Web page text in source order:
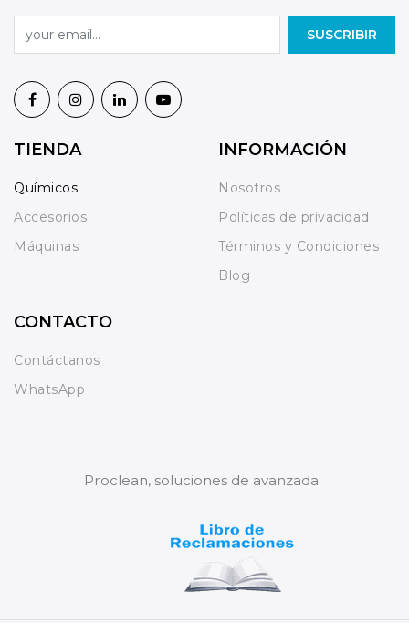
SUSCRIBIR
TIENDA
Químicos
Accesorios
Máquinas
INFORMACIÓN
Nosotros
Políticas de privacidad
Términos y Condiciones
Blog
CONTACTO
Contáctanos
WhatsApp
Proclean, soluciones de avanzada.